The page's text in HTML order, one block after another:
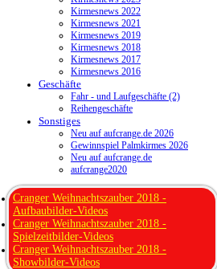
Kirmesnews 2022
Kirmesnews 2021
Kirmesnews 2019
Kirmesnews 2018
Kirmesnews 2017
Kirmesnews 2016
Geschäfte
Fahr - und Laufgeschäfte (2)
Reihengeschäfte
Sonstiges
Neu auf aufcrange.de 2026
Gewinnspiel Palmkirmes 2026
Neu auf aufcrange.de
aufcrange2020
Cranger Weihnachtszauber 2018 -
Aufbaubilder-Videos
Cranger Weihnachtszauber 2018 -
Spielzeitbilder-Videos
Cranger Weihnachtszauber 2018 -
Showbilder-Videos